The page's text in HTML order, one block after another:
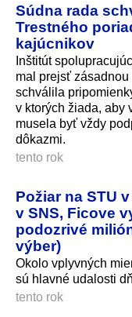
Súdna rada
Trestného
kajúcnikov
Inštitút
mal prejsť
schválila
v ktorých žiada, aby
musela byť vždy
dôkazmi.
tento rok
Požiar na STU
v SNS, Ficove
podozrivé
výber)
Okolo vplyvných
sú hlavné udalosti
tento rok